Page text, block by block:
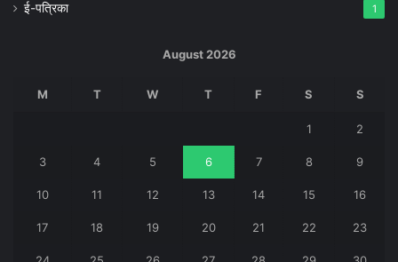
ई-पत्रिका 1
August 2026
M T W T F S S
1 2
3 4 5 6 7 8 9
10 11 12 13 14 15 16
17 18 19 20 21 22 23